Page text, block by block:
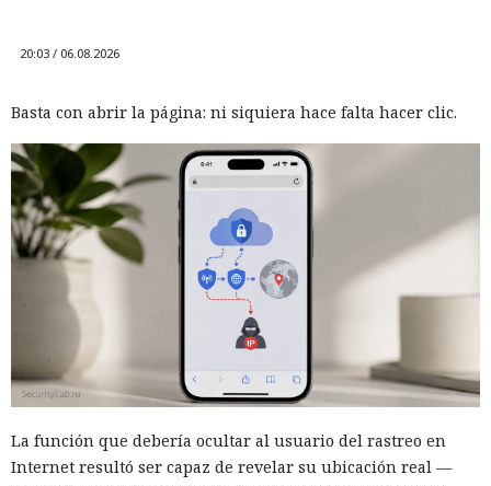
20:03 / 06.08.2026
Basta con abrir la página: ni siquiera hace falta hacer clic.
La función que debería ocultar al usuario del rastreo en
Internet resultó ser capaz de revelar su ubicación real —